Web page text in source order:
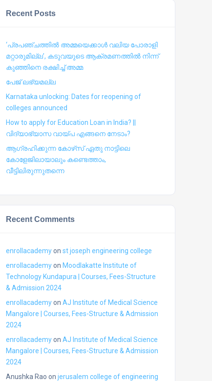
Recent Posts
‘പ്രപഞ്ചത്തില്‍ അമ്മയെക്കാള്‍ വലിയ പോരാളി
മറ്റാരുമില്ല’, കടുവയുടെ ആക്രമണത്തില്‍ നിന്ന്
കുഞ്ഞിനെ രക്ഷിച്ച് അമ്മ
പേജ് ലഭ്യമല്ല
Karnataka unlocking: Dates for reopening of
colleges announced
How to apply for Education Loan in India? ||
വിദ്യാഭ്യാസ വായ്പ എങ്ങനെ നേടാം?
ആഗ്രഹിക്കുന്ന കോഴ്‍സ് ഏതു നാട്ടിലെ
കോളേജിലായാലും കണ്ടെത്താം,
വീട്ടിലിരുന്നുതന്നെ
Recent Comments
enrollacademyon st joseph engineering college
enrollacademyon Moodlakatte Institute of
Technology Kundapura | Courses, Fees-Structure
& Admission 2024
enrollacademyon AJ Institute of Medical Science
Mangalore | Courses, Fees-Structure & Admission
2024
enrollacademyon AJ Institute of Medical Science
Mangalore | Courses, Fees-Structure & Admission
2024
Anushka Rao on jerusalem college of engineering